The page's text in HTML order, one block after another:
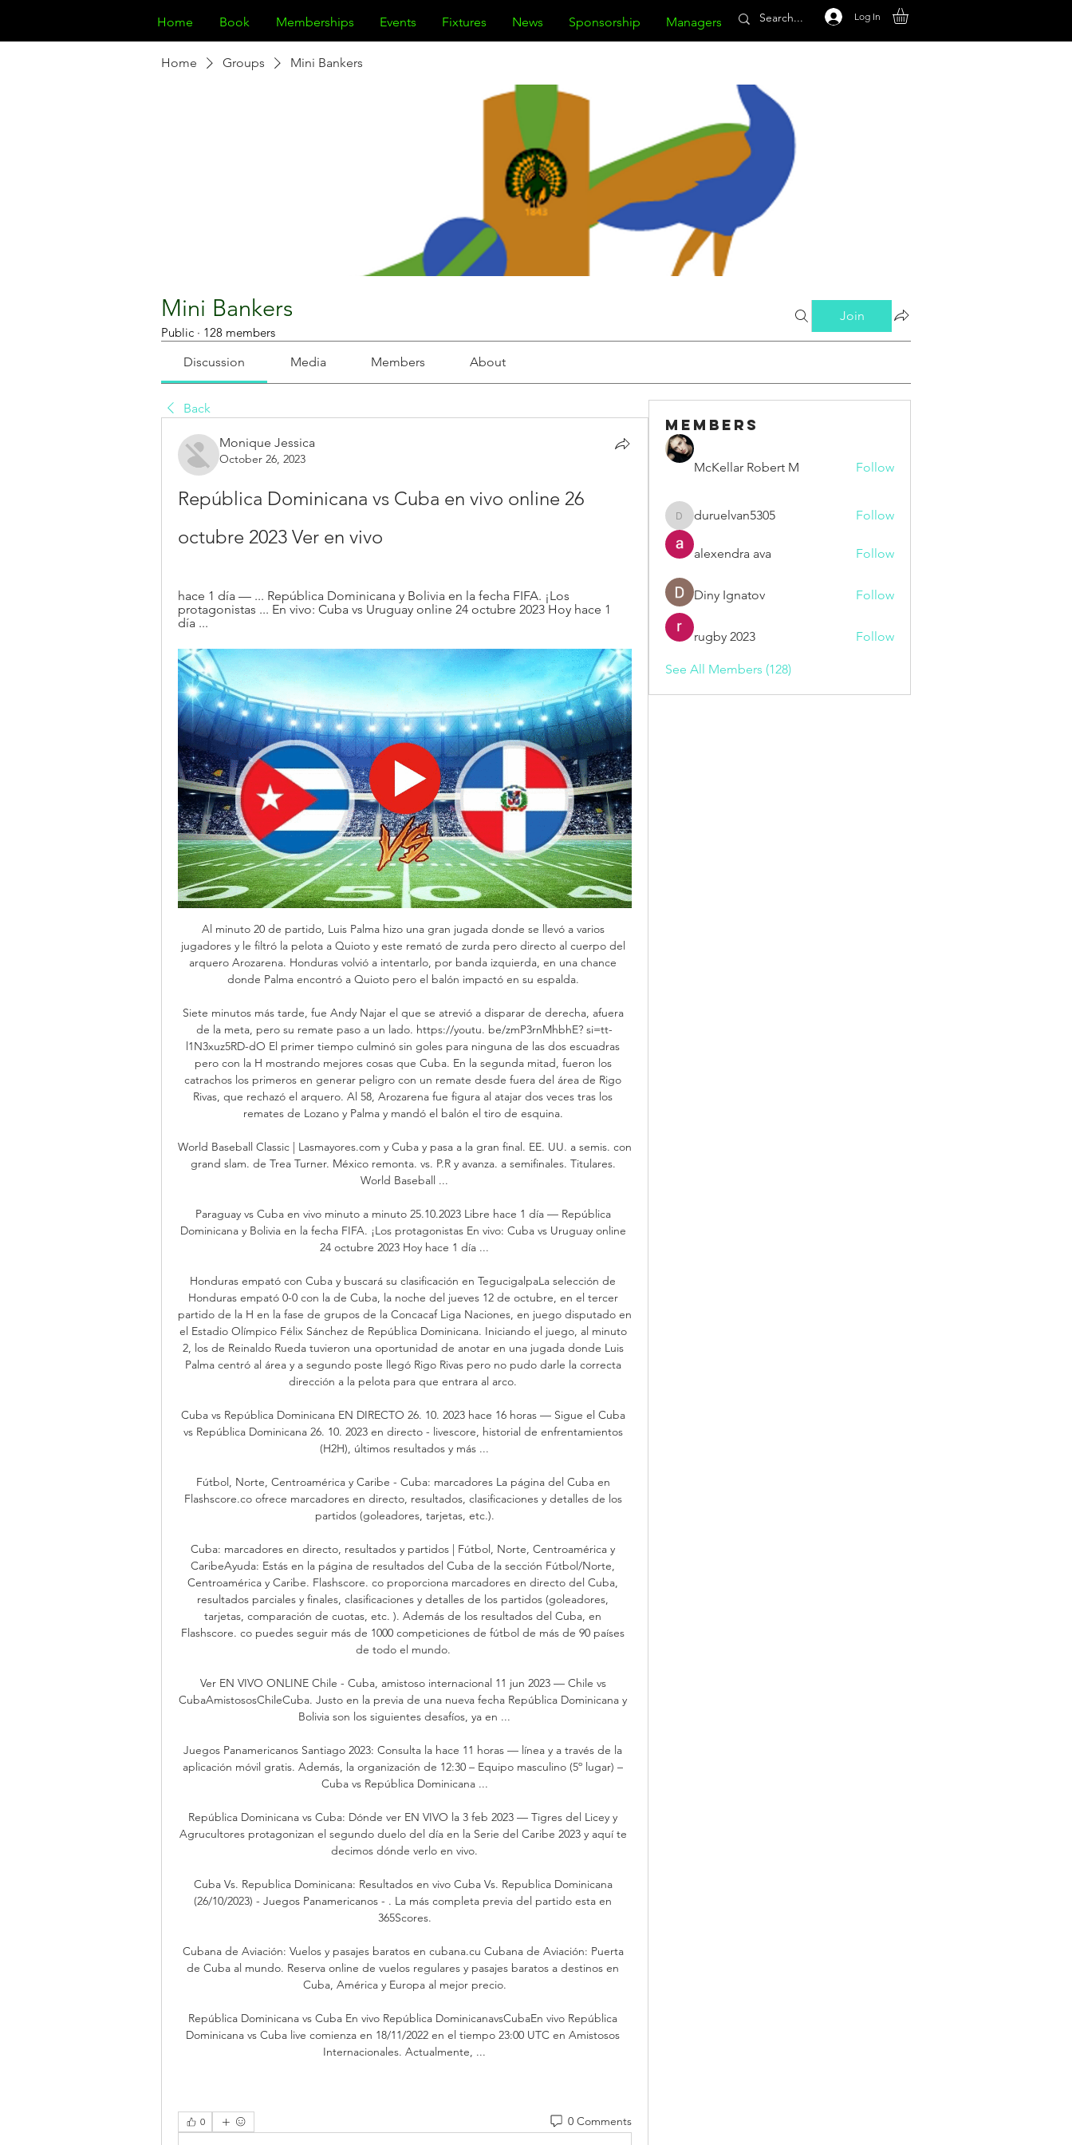
Home Book Memberships Events Fixtures News Sponsorship Managers Log In
Home Groups Mini Bankers
Mini Bankers
Public · 128 members
Join
Discussion Media Members About
Back
Monique Jessica
October 26, 2023
República Dominicana vs Cuba en vivo online 26
octubre 2023 Ver en vivo
hace 1 día — ... República Dominicana y Bolivia en la fecha FIFA. ¡Los
protagonistas ... En vivo: Cuba vs Uruguay online 24 octubre 2023 Hoy hace 1
día ...
Al minuto 20 de partido, Luis Palma hizo una gran jugada donde se llevó a varios
jugadores y le filtró la pelota a Quioto y este remató de zurda pero directo al cuerpo del
arquero Arozarena. Honduras volvió a intentarlo, por banda izquierda, en una chance
donde Palma encontró a Quioto pero el balón impactó en su espalda.
Siete minutos más tarde, fue Andy Najar el que se atrevió a disparar de derecha, afuera
de la meta, pero su remate paso a un lado. https://youtu. be/zmP3rnMhbhE? si=tt-
l1N3xuz5RD-dO El primer tiempo culminó sin goles para ninguna de las dos escuadras
pero con la H mostrando mejores cosas que Cuba. En la segunda mitad, fueron los
catrachos los primeros en generar peligro con un remate desde fuera del área de Rigo
Rivas, que rechazó el arquero. Al 58, Arozarena fue figura al atajar dos veces tras los
remates de Lozano y Palma y mandó el balón el tiro de esquina.
World Baseball Classic | Lasmayores.com y Cuba y pasa a la gran final. EE. UU. a semis. con
grand slam. de Trea Turner. México remonta. vs. P.R y avanza. a semifinales. Titulares.
World Baseball ...
Paraguay vs Cuba en vivo minuto a minuto 25.10.2023 Libre hace 1 día — República
Dominicana y Bolivia en la fecha FIFA. ¡Los protagonistas En vivo: Cuba vs Uruguay online
24 octubre 2023 Hoy hace 1 día ...
Honduras empató con Cuba y buscará su clasificación en TegucigalpaLa selección de
Honduras empató 0-0 con la de Cuba, la noche del jueves 12 de octubre, en el tercer
partido de la H en la fase de grupos de la Concacaf Liga Naciones, en juego disputado en
el Estadio Olímpico Félix Sánchez de República Dominicana. Iniciando el juego, al minuto
2, los de Reinaldo Rueda tuvieron una oportunidad de anotar en una jugada donde Luis
Palma centró al área y a segundo poste llegó Rigo Rivas pero no pudo darle la correcta
dirección a la pelota para que entrara al arco.
Cuba vs República Dominicana EN DIRECTO 26. 10. 2023 hace 16 horas — Sigue el Cuba
vs República Dominicana 26. 10. 2023 en directo - livescore, historial de enfrentamientos
(H2H), últimos resultados y más ...
Fútbol, Norte, Centroamérica y Caribe - Cuba: marcadores La página del Cuba en
Flashscore.co ofrece marcadores en directo, resultados, clasificaciones y detalles de los
partidos (goleadores, tarjetas, etc.).
Cuba: marcadores en directo, resultados y partidos | Fútbol, Norte, Centroamérica y
CaribeAyuda: Estás en la página de resultados del Cuba de la sección Fútbol/Norte,
Centroamérica y Caribe. Flashscore. co proporciona marcadores en directo del Cuba,
resultados parciales y finales, clasificaciones y detalles de los partidos (goleadores,
tarjetas, comparación de cuotas, etc. ). Además de los resultados del Cuba, en
Flashscore. co puedes seguir más de 1000 competiciones de fútbol de más de 90 países
de todo el mundo.
Ver EN VIVO ONLINE Chile - Cuba, amistoso internacional 11 jun 2023 — Chile vs
CubaAmistososChileCuba. Justo en la previa de una nueva fecha República Dominicana y
Bolivia son los siguientes desafíos, ya en ...
Juegos Panamericanos Santiago 2023: Consulta la hace 11 horas — línea y a través de la
aplicación móvil gratis. Además, la organización de 12:30 – Equipo masculino (5º lugar) –
Cuba vs República Dominicana ...
República Dominicana vs Cuba: Dónde ver EN VIVO la 3 feb 2023 — Tigres del Licey y
Agrucultores protagonizan el segundo duelo del día en la Serie del Caribe 2023 y aquí te
decimos dónde verlo en vivo.
Cuba Vs. Republica Dominicana: Resultados en vivo Cuba Vs. Republica Dominicana
(26/10/2023) - Juegos Panamericanos - . La más completa previa del partido esta en
365Scores.
Cubana de Aviación: Vuelos y pasajes baratos en cubana.cu Cubana de Aviación: Puerta
de Cuba al mundo. Reserva online de vuelos regulares y pasajes baratos a destinos en
Cuba, América y Europa al mejor precio.
República Dominicana vs Cuba En vivo República DominicanavsCubaEn vivo República
Dominicana vs Cuba live comienza en 18/11/2022 en el tiempo 23:00 UTC en Amistosos
Internacionales. Actualmente, ...
0 0 Comments
Members
McKellar Robert M Follow
duruelvan5305
duruelvan5305 Follow
alexendra ava Follow
Diny Ignatov Follow
rugby 2023 Follow
See All Members (128)